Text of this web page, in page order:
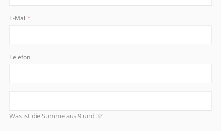
Pflichtfeld
E-Mail*
Telefon
Was ist die Summe aus 9 und 3?